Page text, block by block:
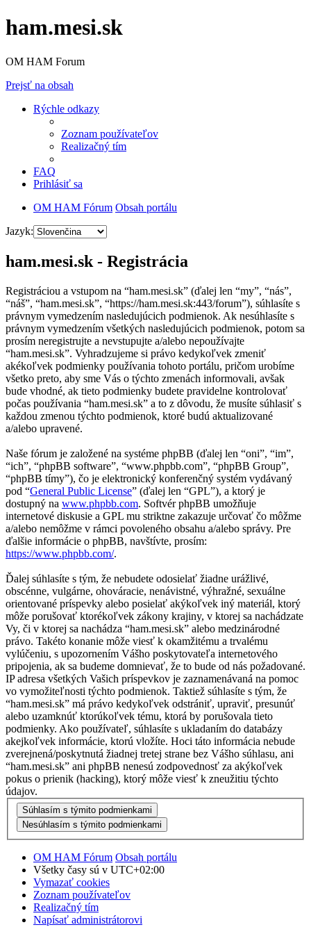
ham.mesi.sk
OM HAM Forum
Prejsť na obsah
Rýchle odkazy
Zoznam používateľov
Realizačný tím
FAQ
Prihlásiť sa
OM HAM Fórum Obsah portálu
Jazyk:
ham.mesi.sk - Registrácia
Registráciou a vstupom na “ham.mesi.sk” (ďalej len “my”, “nás”,
“náš”, “ham.mesi.sk”, “https://ham.mesi.sk:443/forum”), súhlasíte s
právnym vymedzením nasledujúcich podmienok. Ak nesúhlasíte s
právnym vymedzením všetkých nasledujúcich podmienok, potom sa
prosím neregistrujte a nevstupujte a/alebo nepoužívajte
“ham.mesi.sk”. Vyhradzujeme si právo kedykoľvek zmeniť
akékoľvek podmienky používania tohoto portálu, pričom urobíme
všetko preto, aby sme Vás o týchto zmenách informovali, avšak
bude vhodné, ak tieto podmienky budete pravidelne kontrolovať
počas používania “ham.mesi.sk” a to z dôvodu, že musíte súhlasiť s
každou zmenou týchto podmienok, ktoré budú aktualizované
a/alebo upravené.
Naše fórum je založené na systéme phpBB (ďalej len “oni”, “im”,
“ich”, “phpBB software”, “www.phpbb.com”, “phpBB Group”,
“phpBB tímy”), čo je elektronický konferenčný systém vydávaný
pod “General Public License” (ďalej len “GPL”), a ktorý je
dostupný na www.phpbb.com. Softvér phpBB umožňuje
internetové diskusie a GPL mu striktne zakazuje určovať čo môžme
a/alebo nemôžme v rámci povoleného obsahu a/alebo správy. Pre
ďalšie informácie o phpBB, navštívte, prosím:
https://www.phpbb.com/.
Ďalej súhlasíte s tým, že nebudete odosielať žiadne urážlivé,
obscénne, vulgárne, ohováracie, nenávistné, výhražné, sexuálne
orientované príspevky alebo posielať akýkoľvek iný materiál, ktorý
môže porušovať ktorékoľvek zákony krajiny, v ktorej sa nachádzate
Vy, či v ktorej sa nachádza “ham.mesi.sk” alebo medzinárodné
právo. Takéto konanie môže viesť k okamžitému a trvalému
vylúčeniu, s upozornením Vášho poskytovateľa internetového
pripojenia, ak sa budeme domnievať, že to bude od nás požadované.
IP adresa všetkých Vašich príspevkov je zaznamenávaná na pomoc
vo vymožiteľnosti týchto podmienok. Taktiež súhlasíte s tým, že
“ham.mesi.sk” má právo kedykoľvek odstrániť, upraviť, presunúť
alebo uzamknúť ktorúkoľvek tému, ktorá by porušovala tieto
podmienky. Ako používateľ, súhlasíte s ukladaním do databázy
akejkoľvek informácie, ktorú vložíte. Hoci táto informácia nebude
zverejnená/poskytnutá žiadnej tretej strane bez Vášho súhlasu, ani
“ham.mesi.sk” ani phpBB nenesú zodpovednosť za akýkoľvek
pokus o prienik (hacking), ktorý môže viesť k zneužitiu týchto
údajov.
OM HAM Fórum Obsah portálu
Všetky časy sú v UTC+02:00
Vymazať cookies
Zoznam používateľov
Realizačný tím
Napísať administrátorovi